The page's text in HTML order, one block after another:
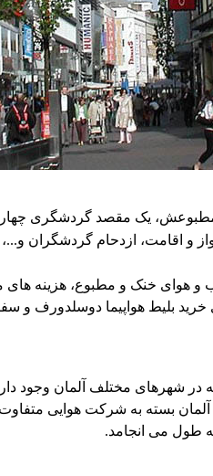
یک مقصد گردشگری چهار
و اقامت، ازدحام گردشگران
و هوای خنک و مطبوع، هزینه
بلیط هواپیما دوسلدورف
شهرهای مختلف آلمان وجود